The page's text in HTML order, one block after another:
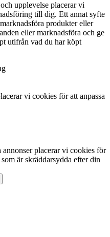
upplevelse placerar vi
till dig. Ett annat syfte
produkter eller
eller marknadsföra och ge
utifrån vad du har köpt
vi cookies för att anpassa
placerar vi cookies för
är skräddarsydda efter din